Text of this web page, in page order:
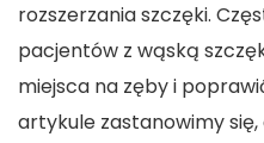
rozszerzania szczęki.
pacjentów z wąską
miejsca na zęby i
artykule zastanowimy